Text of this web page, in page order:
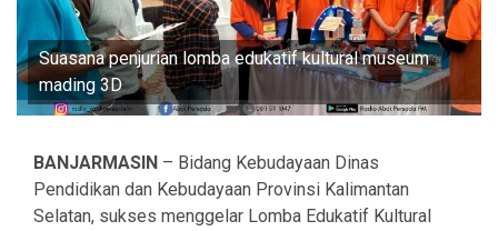
Suasana penjurian lomba edukatif kultural museum
mading 3D
BANJARMASIN – Bidang Kebudayaan Dinas
Pendidikan dan Kebudayaan Provinsi Kalimantan
Selatan, sukses menggelar Lomba Edukatif Kultural